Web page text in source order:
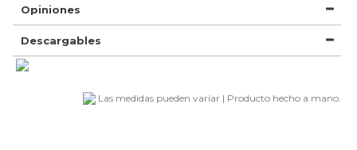
Opiniones
Descargables
Las medidas pueden variar | Producto hecho a mano.